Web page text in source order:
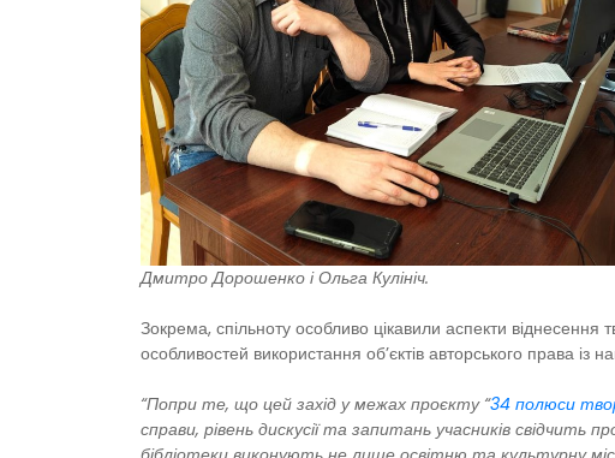
Дмитро Дорошенко і Ольга Кулініч.
Зокрема, спільноту особливо цікавили аспекти віднесення
особливостей використання об’єктів авторського права із
“Попри те, що цей захід у межах проєкту “34 полюси
справи, рівень дискусії та запитань учасників свідчить